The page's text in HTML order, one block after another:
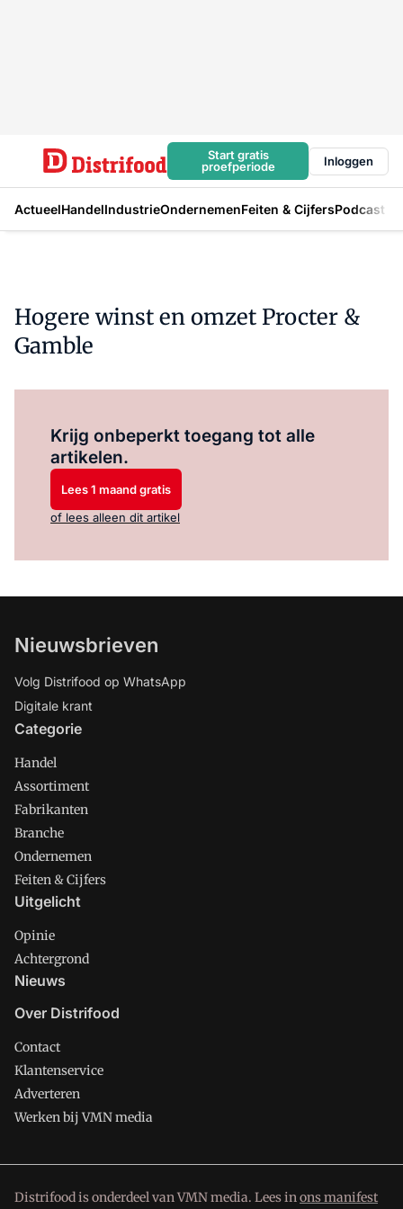
Start gratis
proefperiode
Inloggen
ActueelHandelIndustrieOndernemenFeiten & CijfersPodcast
Hogere winst en omzet Procter &
Gamble
Krijg onbeperkt toegang tot alle
artikelen.
Lees 1 maand gratis
of lees alleen dit artikel
Nieuwsbrieven
Volg Distrifood op WhatsApp
Digitale krant
Categorie
Handel
Assortiment
Fabrikanten
Branche
Ondernemen
Feiten & Cijfers
Uitgelicht
Opinie
Achtergrond
Nieuws
Over Distrifood
Contact
Klantenservice
Adverteren
Werken bij VMN media
Distrifood is onderdeel van VMN media. Lees inons manifest